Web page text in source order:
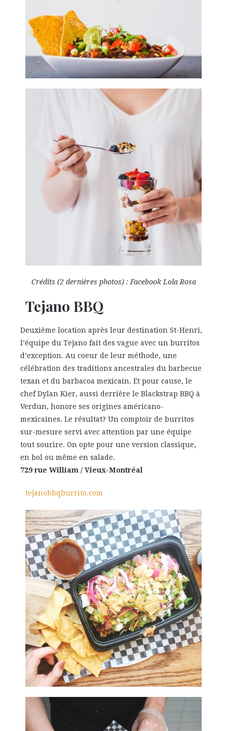
Crédits (2 dernières photos) : Facebook Lola Rosa
Tejano BBQ
Deuxième location après leur destination St-Henri,
l’équipe du Tejano fait des vague avec un burritos
d’exception. Au coeur de leur méthode, une
célébration des traditions ancestrales du barbecue
texan et du barbacoa mexicain. Et pour cause, le
chef Dylan Kier, aussi derrière le Blackstrap BBQ à
Verdun, honore ses origines américano-
mexicaines. Le résultat? Un comptoir de burritos
sur-mesure servi avec attention par une équipe
tout sourire. On opte pour une version classique,
en bol ou même en salade.
729 rue William / Vieux-Montréal
tejanobbqburrito.com